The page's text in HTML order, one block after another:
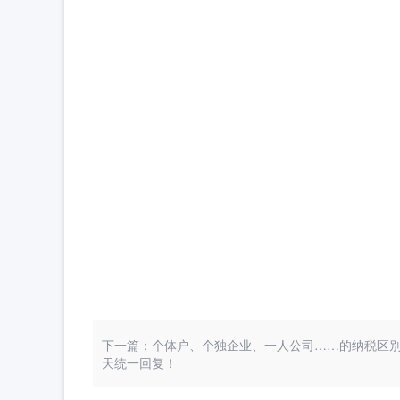
下一篇：个体户、个独企业、一人公司……的纳税区
天统一回复！